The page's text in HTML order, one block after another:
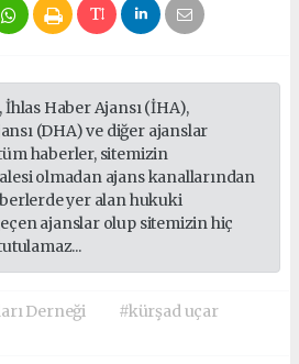
Haber Ajansı (İHA),
(DHA) ve diğer ajanslar
haberler, sitemizin
olmadan ajans kanallarından
yer alan hukuki
ajanslar olup sitemizin hiç
Derneği
#kürşad uçar